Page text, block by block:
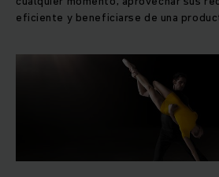
eficiente y beneficiarse de una